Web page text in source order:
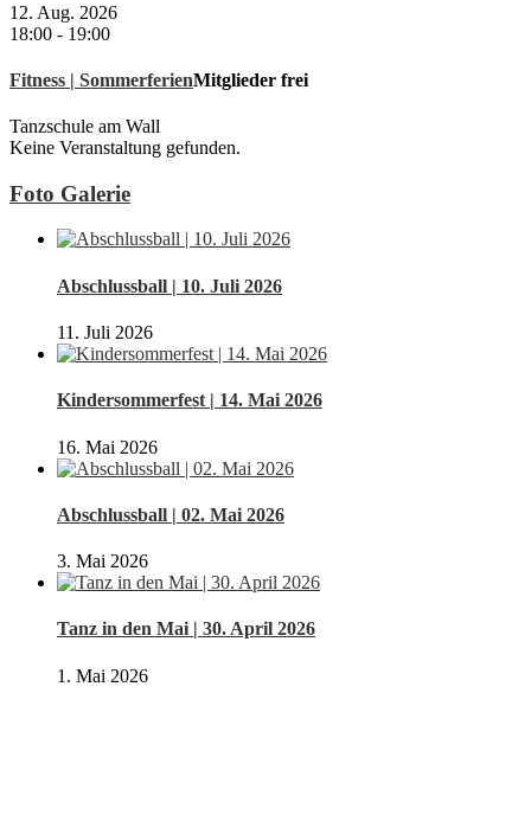
12. Aug. 2026
18:00 - 19:00
Fitness | SommerferienMitglieder frei
Tanzschule am Wall
Keine Veranstaltung gefunden.
Foto Galerie
Abschlussball | 10. Juli 2026
11. Juli 2026
Kindersommerfest | 14. Mai 2026
16. Mai 2026
Abschlussball | 02. Mai 2026
3. Mai 2026
Tanz in den Mai | 30. April 2026
1. Mai 2026